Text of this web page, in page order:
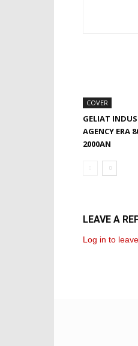
COVER
GELIAT
AGENCY ERA
2000AN
LEAVE A
Log in to